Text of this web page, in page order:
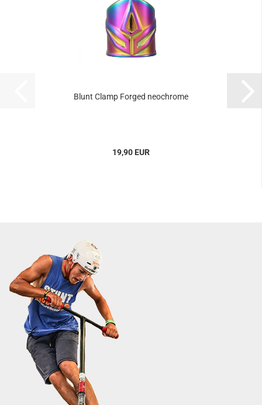
Blunt Clamp Forged neochrome
19,90 EUR